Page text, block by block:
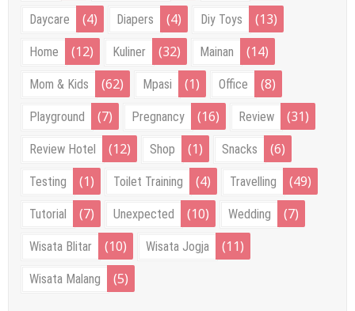
Daycare (4) Diapers (4) Diy Toys (13)
Home (12) Kuliner (32) Mainan (14)
Mom & Kids (62) Mpasi (1) Office (8)
Playground (7) Pregnancy (16) Review (31)
Review Hotel (12) Shop (1) Snacks (6)
Testing (1) Toilet Training (4) Travelling (49)
Tutorial (7) Unexpected (10) Wedding (7)
Wisata Blitar (10) Wisata Jogja (11)
Wisata Malang (5)